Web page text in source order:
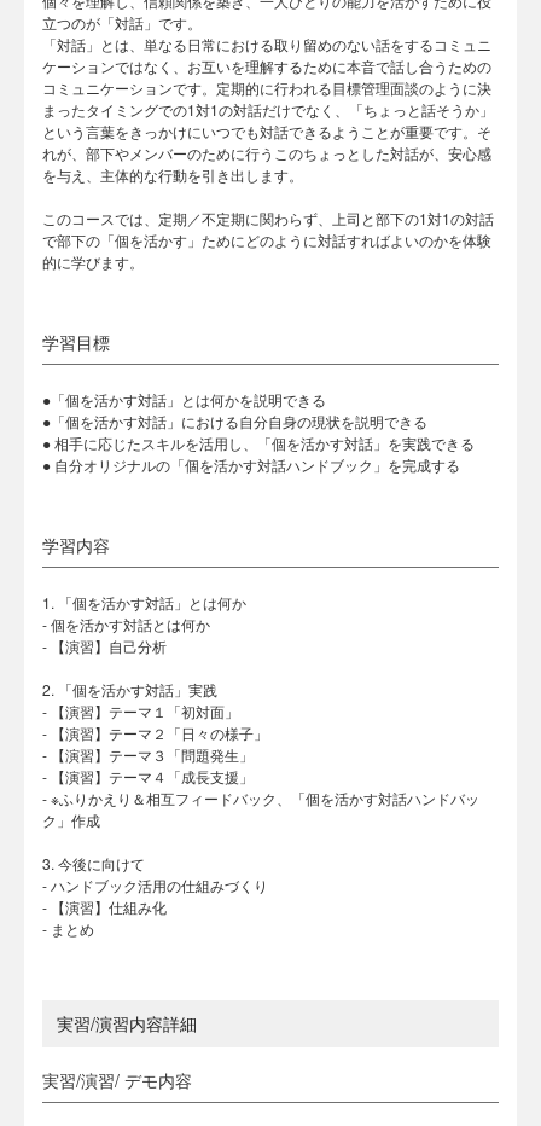
立つのが「対話」です。
「対話」とは、単なる日常における取り留めのない話をするコミュニ
ケーションではなく、お互いを理解するために本音で話し合うための
コミュニケーションです。定期的に行われる目標管理面談のように決
まったタイミングでの1対1の対話だけでなく、「ちょっと話そうか」
という言葉をきっかけにいつでも対話できるようことが重要です。そ
れが、部下やメンバーのために行うこのちょっとした対話が、安心感
を与え、主体的な行動を引き出します。
このコースでは、定期／不定期に関わらず、上司と部下の1対1の対話
で部下の「個を活かす」ためにどのように対話すればよいのかを体験
的に学びます。
学習目標
●「個を活かす対話」とは何かを説明できる
●「個を活かす対話」における自分自身の現状を説明できる
● 相手に応じたスキルを活用し、「個を活かす対話」を実践できる
● 自分オリジナルの「個を活かす対話ハンドブック」を完成する
学習内容
1. 「個を活かす対話」とは何か
- 個を活かす対話とは何か
- 【演習】自己分析
2. 「個を活かす対話」実践
- 【演習】テーマ１「初対面」
- 【演習】テーマ２「日々の様子」
- 【演習】テーマ３「問題発生」
- 【演習】テーマ４「成長支援」
- ※ふりかえり＆相互フィードバック、「個を活かす対話ハンドバッ
ク」作成
3. 今後に向けて
- ハンドブック活用の仕組みづくり
- 【演習】仕組み化
- まとめ
実習/演習内容詳細
実習/演習/ デモ内容